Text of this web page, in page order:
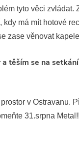
tyto věci zvládat.
kdy má mít hotové
zase věnovat
těším se na
v Ostravanu.
31.srpna